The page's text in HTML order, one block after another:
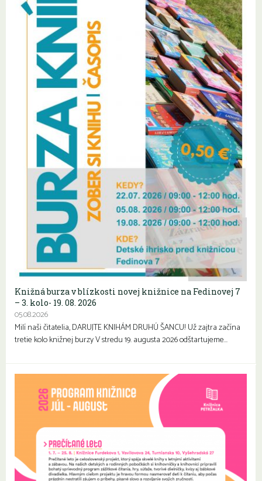
Knižná burza v blízkosti novej knižnice na Fedinovej 7
– 3. kolo- 19. 08. 2026
05.08.2026
Milí naši čitatelia, DARUJTE KNIHÁM DRUHÚ ŠANCU! Už zajtra začína
tretie kolo knižnej burzy V stredu 19. augusta 2026 odštartujeme…